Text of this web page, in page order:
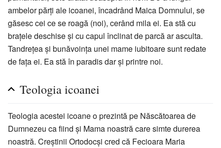
ambelor părţi ale icoanei, încadrând Maica Domnului, se
găsesc cei ce se roagă (noi), cerând mila ei. Ea stă cu
braţele deschise şi cu capul înclinat de parcă ar asculta.
Tandreţea şi bunăvoinţa unei mame iubitoare sunt redate
de faţa ei. Ea stă în paradis dar şi printre noi.
Teologia icoanei
Teologia acestei icoane o prezintă pe Născătoarea de
Dumnezeu ca fiind și Mama noastră care simte durerea
noastră. Creștinii Ortodocși cred că Fecioara Maria